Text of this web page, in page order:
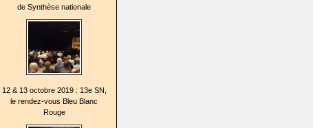
de Synthèse nationale
12 & 13 octobre 2019 : 13e SN,
le rendez-vous Bleu Blanc
Rouge